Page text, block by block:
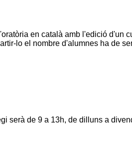
en català amb l'edició d'un
lo el nombre d'alumnes ha de
serà de 9 a 13h, de dilluns a